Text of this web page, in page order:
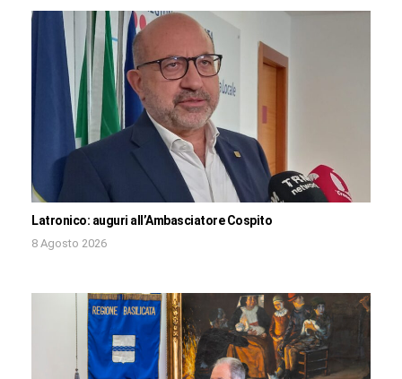
Latronico: auguri all’Ambasciatore Cospito
8 Agosto 2026